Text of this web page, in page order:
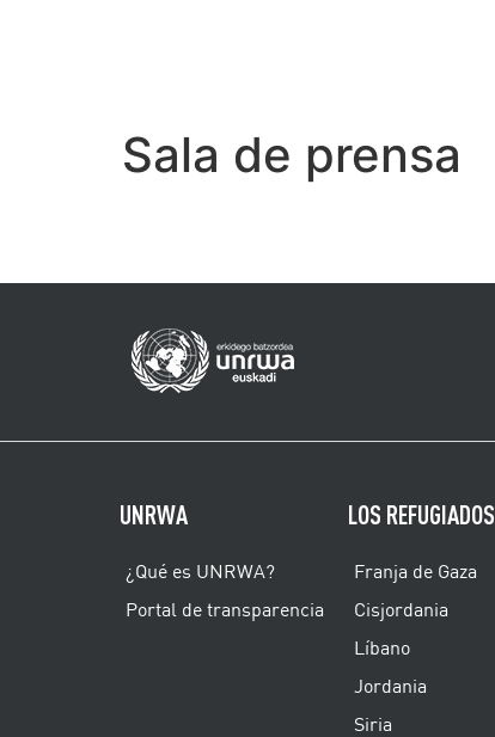
Sala de prensa
UNRWA
¿Qué es UNRWA?
Portal de transparencia
LOS REFUGIADOS
Franja de Gaza
Cisjordania
Líbano
Jordania
Siria